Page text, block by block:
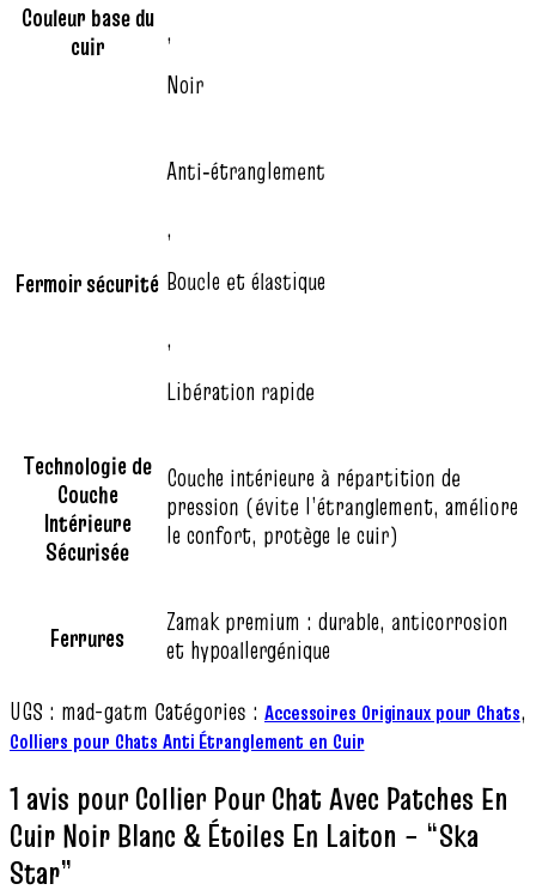
Couleur base du
cuir
,
Noir
Fermoir sécurité
Anti‑étranglement
,
Boucle et élastique
,
Libération rapide
Technologie de
Couche
Intérieure
Sécurisée
Couche intérieure à répartition de
pression (évite l’étranglement, améliore
le confort, protège le cuir)
Ferrures
Zamak premium : durable, anticorrosion
et hypoallergénique
UGS : mad-gatm Catégories : Accessoires Originaux pour Chats,
Colliers pour Chats Anti Étranglement en Cuir
1 avis pourCollier Pour Chat Avec Patches En
Cuir Noir Blanc & Étoiles En Laiton – “Ska
Star”